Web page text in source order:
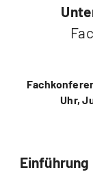
Uhr,
Einführung